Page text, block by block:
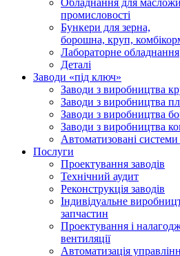
промисловості
Бункери для зерна,
борошна, круп,
Лабораторне обладнання
Деталі
Заводи «під ключ»
Заводи з виробництва
Заводи з виробництва
Заводи з виробництва
Заводи з виробництва
Автоматизовані
Послуги
Проектування заводів
Технічний аудит
Реконструкція заводів
Індивідуальне
запчастин
Проектування і
вентиляції
Автоматизація